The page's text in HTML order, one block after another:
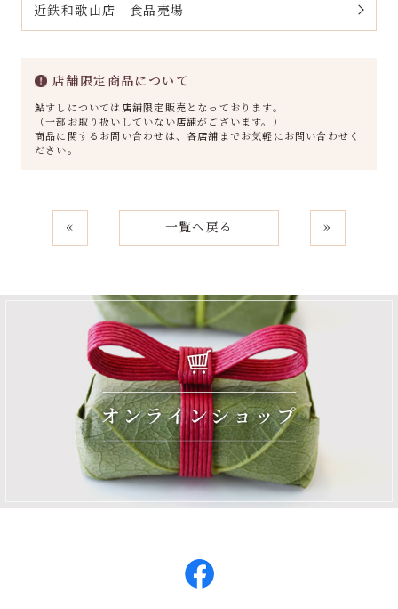
近鉄和歌山店 食品売場
店舗限定商品について
鮎すしについては店舗限定販売となっております。
（一部お取り扱いしていない店舗がございます。）
商品に関するお問い合わせは、各店舗までお気軽にお問い合わせく
ださい。
« 一覧へ戻る »